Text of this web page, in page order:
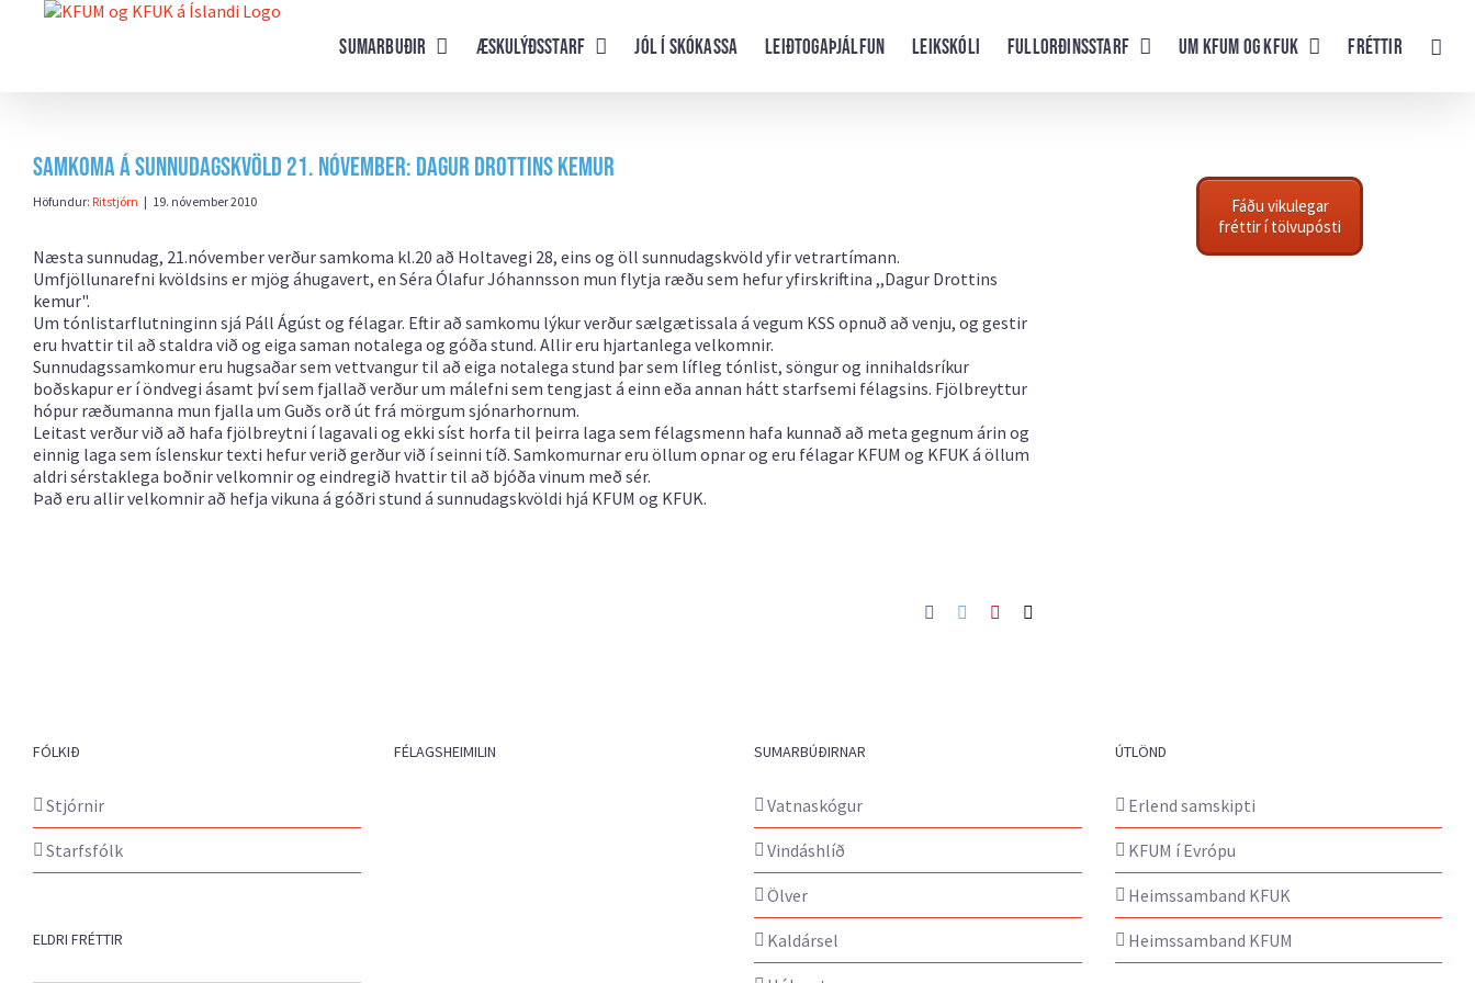
Sumarbuðir Æskulýðsstarf Jól í skókassa Leiðtogaþjálfun Leikskóli Fullorðinsstarf UM KFUM og KFUK Fréttir
Samkoma á sunnudagskvöld 21. nóvember: Dagur Drottins kemur
Höfundur: Ritstjórn | 19. nóvember 2010
Næsta sunnudag, 21.nóvember verður samkoma kl.20 að Holtavegi 28, eins og öll sunnudagskvöld yfir vetrartímann.
Umfjöllunarefni kvöldsins er mjög áhugavert, en Séra Ólafur Jóhannsson mun flytja ræðu sem hefur yfirskriftina ,,Dagur Drottins
kemur".
Um tónlistarflutninginn sjá Páll Ágúst og félagar. Eftir að samkomu lýkur verður sælgætissala á vegum KSS opnuð að venju, og gestir
eru hvattir til að staldra við og eiga saman notalega og góða stund. Allir eru hjartanlega velkomnir.
Sunnudagssamkomur eru hugsaðar sem vettvangur til að eiga notalega stund þar sem lífleg tónlist, söngur og innihaldsríkur
boðskapur er í öndvegi ásamt því sem fjallað verður um málefni sem tengjast á einn eða annan hátt starfsemi félagsins. Fjölbreyttur
hópur ræðumanna mun fjalla um Guðs orð út frá mörgum sjónarhornum.
Leitast verður við að hafa fjölbreytni í lagavali og ekki síst horfa til þeirra laga sem félagsmenn hafa kunnað að meta gegnum árin og
einnig laga sem íslenskur texti hefur verið gerður við í seinni tíð. Samkomurnar eru öllum opnar og eru félagar KFUM og KFUK á öllum
aldri sérstaklega boðnir velkomnir og eindregið hvattir til að bjóða vinum með sér.
Það eru allir velkomnir að hefja vikuna á góðri stund á sunnudagskvöldi hjá KFUM og KFUK.
Facebook
TwitterPinterest
Fáðu vikulegar
fréttir í tölvupósti
FÓLKIÐ
Stjórnir
Starfsfólk
ELDRI FRÉTTIR
FÉLAGSHEIMILIN SUMARBÚÐIRNAR
Vatnaskógur
Vindáshlíð
Ölver
Kaldársel
ÚTLÖND
Erlend samskipti
KFUM í Evrópu
Heimssamband KFUK
Heimssamband KFUM